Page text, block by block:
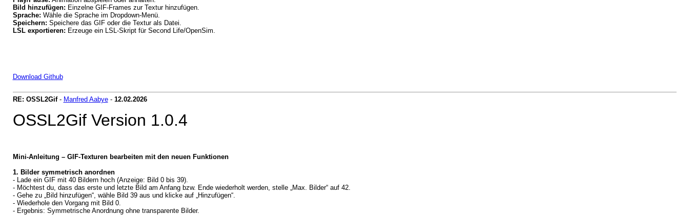
Bild hinzufügen: Einzelne GIF-Frames zur Textur hinzufügen.
Sprache: Wähle die Sprache im Dropdown-Menü.
Speichern: Speichere das GIF oder die Textur als Datei.
LSL exportieren: Erzeuge ein LSL-Skript für Second Life/OpenSim.
Download Github
RE: OSSL2Gif- Manfred Aabye- 12.02.2026
OSSL2Gif Version 1.0.4
Mini-Anleitung – GIF-Texturen bearbeiten mit den neuen Funktionen
1. Bilder symmetrisch anordnen
- Lade ein GIF mit 40 Bildern hoch (Anzeige: Bild 0 bis 39).
- Möchtest du, dass das erste und letzte Bild am Anfang bzw. Ende wiederholt werden, stelle „Max. Bilder“ auf 42.
- Gehe zu „Bild hinzufügen“, wähle Bild 39 aus und klicke auf „Hinzufügen“.
- Wiederhole den Vorgang mit Bild 0.
- Ergebnis: Symmetrische Anordnung ohne transparente Bilder.